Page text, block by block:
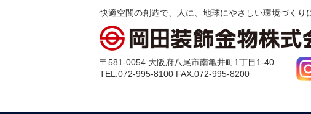
快適空間の創造で、人に、地球にやさしい環境づくり
〒581-0054 大阪府八尾市南亀井町1丁目1-40
TEL.072-995-8100 FAX.072-995-8200